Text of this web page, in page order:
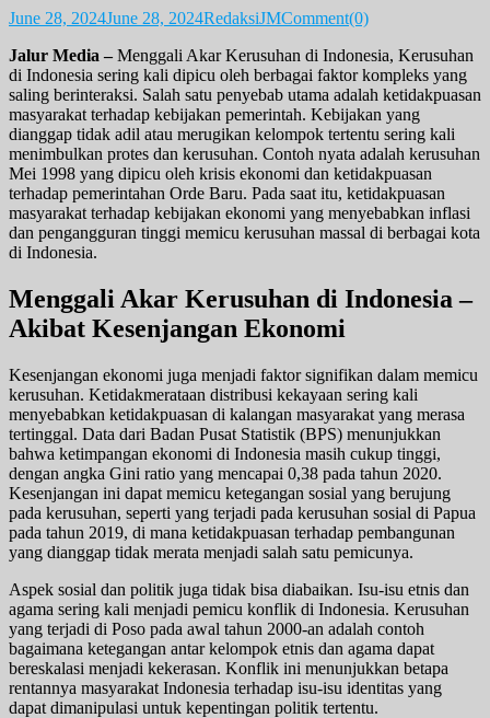
June 28, 2024June 28, 2024RedaksiJMComment(0)
Jalur Media – Menggali Akar Kerusuhan di Indonesia, Kerusuhan
di Indonesia sering kali dipicu oleh berbagai faktor kompleks yang
saling berinteraksi. Salah satu penyebab utama adalah ketidakpuasan
masyarakat terhadap kebijakan pemerintah. Kebijakan yang
dianggap tidak adil atau merugikan kelompok tertentu sering kali
menimbulkan protes dan kerusuhan. Contoh nyata adalah kerusuhan
Mei 1998 yang dipicu oleh krisis ekonomi dan ketidakpuasan
terhadap pemerintahan Orde Baru. Pada saat itu, ketidakpuasan
masyarakat terhadap kebijakan ekonomi yang menyebabkan inflasi
dan pengangguran tinggi memicu kerusuhan massal di berbagai kota
di Indonesia.
Menggali Akar Kerusuhan di Indonesia –
Akibat Kesenjangan Ekonomi
Kesenjangan ekonomi juga menjadi faktor signifikan dalam memicu
kerusuhan. Ketidakmerataan distribusi kekayaan sering kali
menyebabkan ketidakpuasan di kalangan masyarakat yang merasa
tertinggal. Data dari Badan Pusat Statistik (BPS) menunjukkan
bahwa ketimpangan ekonomi di Indonesia masih cukup tinggi,
dengan angka Gini ratio yang mencapai 0,38 pada tahun 2020.
Kesenjangan ini dapat memicu ketegangan sosial yang berujung
pada kerusuhan, seperti yang terjadi pada kerusuhan sosial di Papua
pada tahun 2019, di mana ketidakpuasan terhadap pembangunan
yang dianggap tidak merata menjadi salah satu pemicunya.
Aspek sosial dan politik juga tidak bisa diabaikan. Isu-isu etnis dan
agama sering kali menjadi pemicu konflik di Indonesia. Kerusuhan
yang terjadi di Poso pada awal tahun 2000-an adalah contoh
bagaimana ketegangan antar kelompok etnis dan agama dapat
bereskalasi menjadi kekerasan. Konflik ini menunjukkan betapa
rentannya masyarakat Indonesia terhadap isu-isu identitas yang
dapat dimanipulasi untuk kepentingan politik tertentu.